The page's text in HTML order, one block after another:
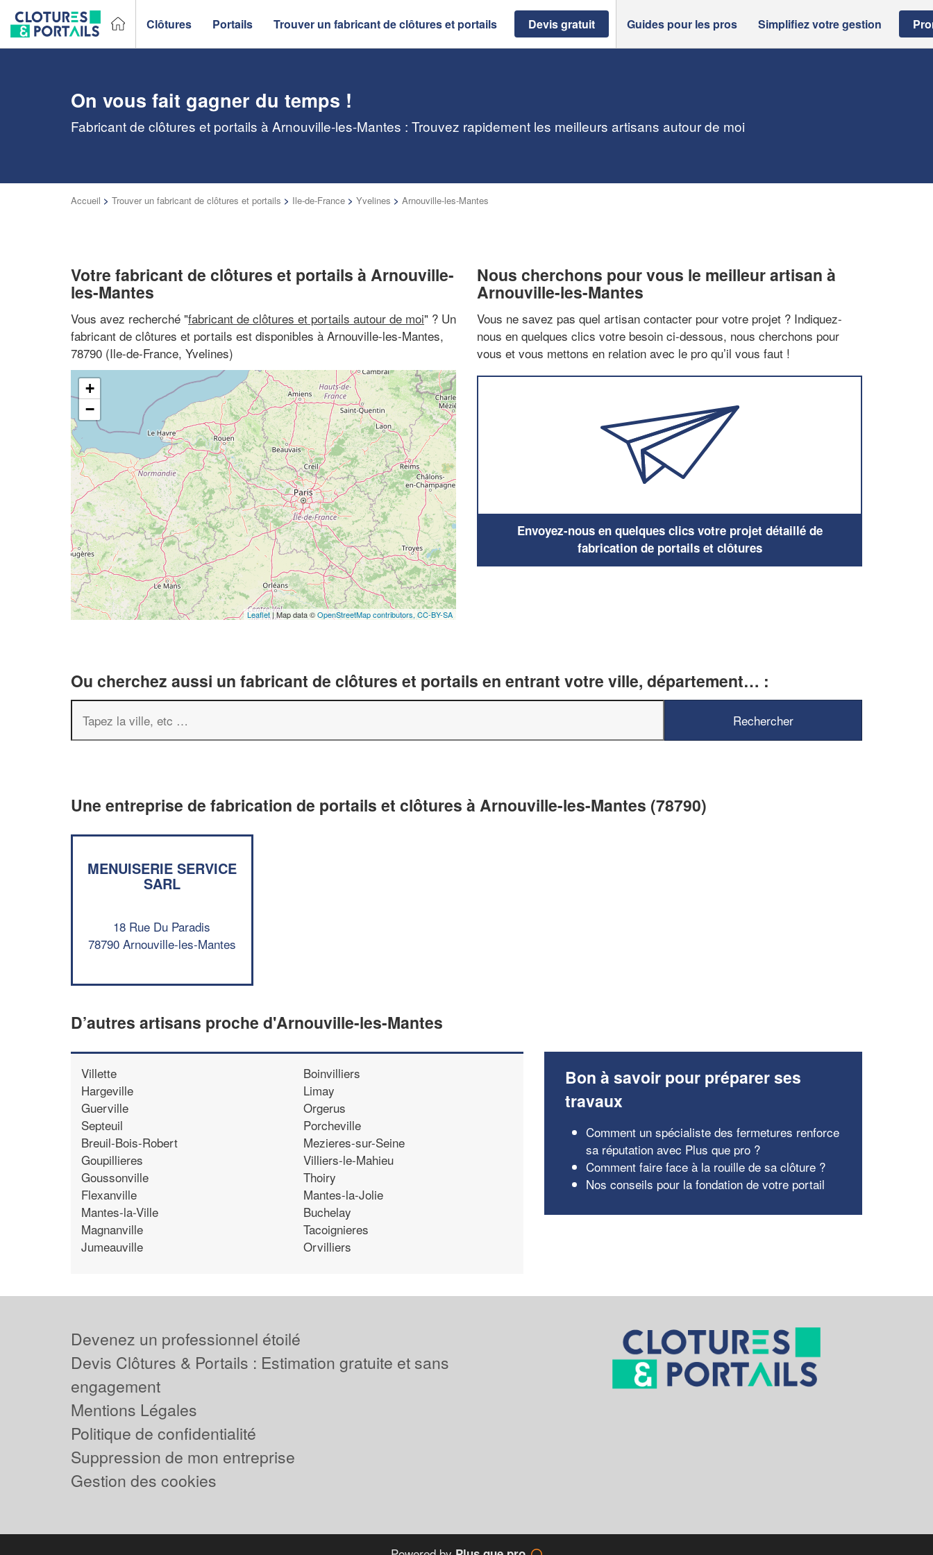
Clôtures Portails Trouver un fabricant de clôtures et portails Devis gratuit Guides pour les pros Simplifiez votre gestion
On vous fait gagner du temps !
Fabricant de clôtures et portails à Arnouville-les-Mantes : Trouvez rapidement les meilleurs artisans autour de moi
Accueil > Trouver un fabricant de clôtures et portails > Ile-de-France > Yvelines > Arnouville-les-Mantes
Votre fabricant de clôtures et portails à Arnouville-
les-Mantes
Vous avez recherché "fabricant de clôtures et portails autour de moi" ? Un
fabricant de clôtures et portails est disponibles à Arnouville-les-Mantes,
78790 (Ile-de-France, Yvelines)
+
−
Leaflet| Map data ©OpenStreetMap contributors, CC-BY-SA
Nous cherchons pour vous le meilleur artisan à
Arnouville-les-Mantes
Vous ne savez pas quel artisan contacter pour votre projet ? Indiquez-
nous en quelques clics votre besoin ci-dessous, nous cherchons pour
vous et vous mettons en relation avec le pro qu’il vous faut !
Envoyez-nous en quelques clics votre projet détaillé de
fabrication de portails et clôtures
Ou cherchez aussi un fabricant de clôtures et portails en entrant votre ville, département… :
Une entreprise de fabrication de portails et clôtures à Arnouville-les-Mantes (78790)
MENUISERIE SERVICE
SARL
18 Rue Du Paradis
78790 Arnouville-les-Mantes
D’autres artisans proche d'Arnouville-les-Mantes
Villette
Hargeville
Guerville
Septeuil
Breuil-Bois-Robert
Goupillieres
Goussonville
Flexanville
Mantes-la-Ville
Magnanville
Jumeauville
Boinvilliers
Limay
Orgerus
Porcheville
Mezieres-sur-Seine
Villiers-le-Mahieu
Thoiry
Mantes-la-Jolie
Buchelay
Tacoignieres
Orvilliers
Bon à savoir pour préparer ses
travaux
Comment un spécialiste des fermetures renforce
sa réputation avec Plus que pro ?
Comment faire face à la rouille de sa clôture ?
Nos conseils pour la fondation de votre portail
✕
Vous êtes un
professionnel ?
Devenez un professionnel étoilé
Devis Clôtures & Portails : Estimation gratuite et sans
engagement
Mentions Légales
Politique de confidentialité
Suppression de mon entreprise
Gestion des cookies